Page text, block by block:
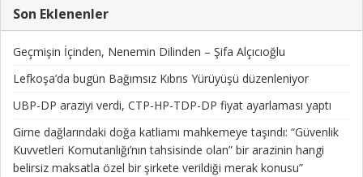
Son Eklenenler
Geçmişin İçinden, Nenemin Dilinden – Şifa Alçıcıoğlu
Lefkoşa’da bugün Bağımsız Kıbrıs Yürüyüşü düzenleniyor
UBP-DP araziyi verdi, CTP-HP-TDP-DP fiyat ayarlaması yaptı
Girne dağlarındaki doğa katliamı mahkemeye taşındı: “Güvenlik
Kuvvetleri Komutanlığı’nın tahsisinde olan” bir arazinin hangi
belirsiz maksatla özel bir şirkete verildiği merak konusu”